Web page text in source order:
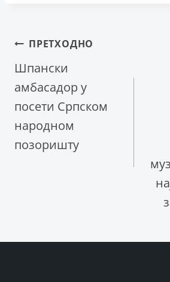
Кретање
чланка
ПРЕТХОДНО
Шпански
амбасадор у
посети Српском
народном
позоришту